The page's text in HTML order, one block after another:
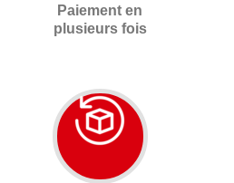
Paiement en
plusieurs fois